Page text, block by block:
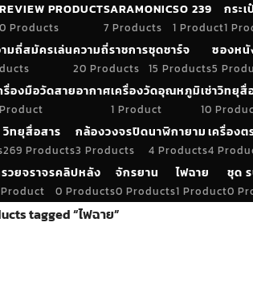
REVIEW PRODUCT
0 Products
SARAMONIC
7 Products
SO 239
1 Product
กระ
1
มถี่สมัครเล่นความถี่ราชการ
20 Products
ชุดชาร์จ
15 Products
ซองหนั
5
รื่องมือวัดสายอากาศเครื่องวัดอุณหภูมิ
1 Product
เช่าวิทยุสื่
10
วิทยุสื่อสาร
269 Products
กล้องวงจรปิด
3 Products
นาฬิกายาม
4 Products
เครื่องต
4
วยจราจร
Product
คลิปหลัง
0 Products
จักรยาน
0 Products
ไฟฉาย
1 Product
ชุด
0
tagged “ไฟฉาย”